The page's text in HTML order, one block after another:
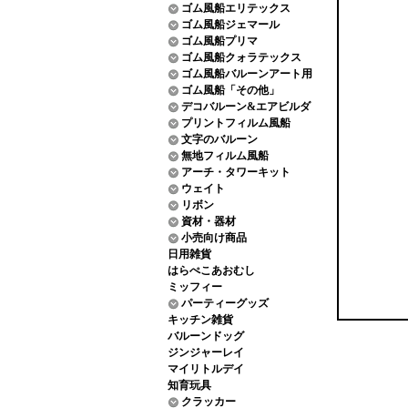
ゴム風船エリテックス
ゴム風船ジェマール
ゴム風船プリマ
ゴム風船クォラテックス
ゴム風船バルーンアート用
ゴム風船「その他」
デコバルーン&エアビルダ
プリントフィルム風船
文字のバルーン
無地フィルム風船
アーチ・タワーキット
ウェイト
リボン
資材・器材
小売向け商品
日用雑貨
はらぺこあおむし
ミッフィー
パーティーグッズ
キッチン雑貨
バルーンドッグ
ジンジャーレイ
マイリトルデイ
知育玩具
クラッカー